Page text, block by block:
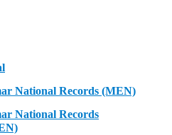
National Records (MEN)
National Records